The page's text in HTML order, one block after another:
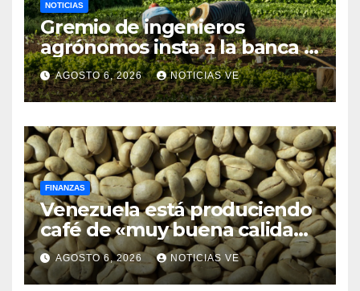
NOTICIAS
Gremio de ingenieros
agrónomos insta a la banca a
financiar la agricultura
familiar
AGOSTO 6, 2026 NOTICIAS VE
FINANZAS
Venezuela está produciendo
café de «muy buena calidad»
que está siendo exportado a
21 países
AGOSTO 6, 2026 NOTICIAS VE